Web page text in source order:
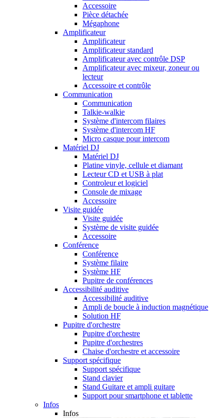
Accessoire
Pièce détachée
Mégaphone
Amplificateur
Amplificateur
Amplificateur standard
Amplificateur avec contrôle DSP
Amplificateur avec mixeur, zoneur ou
lecteur
Accessoire et contrôle
Communication
Communication
Talkie-walkie
Système d'intercom filaires
Système d'intercom HF
Micro casque pour intercom
Matériel DJ
Matériel DJ
Platine vinyle, cellule et diamant
Lecteur CD et USB à plat
Controleur et logiciel
Console de mixage
Accessoire
Visite guidée
Visite guidée
Système de visite guidée
Accessoire
Conférence
Conférence
Système filaire
Système HF
Pupitre de conférences
Accessibilité auditive
Accessibilité auditive
Ampli de boucle à induction magnétique
Solution HF
Pupitre d'orchestre
Pupitre d'orchestre
Pupitre d'orchestres
Chaise d'orchestre et accessoire
Support spécifique
Support spécifique
Stand clavier
Stand Guitare et ampli guitare
Support pour smartphone et tablette
Infos
Infos